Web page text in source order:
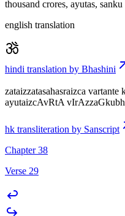
thousand crores, ayutas,
english translation
hindi translation by Bhashini
zataizzatasahasraizca
ayutaizcAvRtA
hk transliteration by Sanscript
Chapter 38
Verse 29